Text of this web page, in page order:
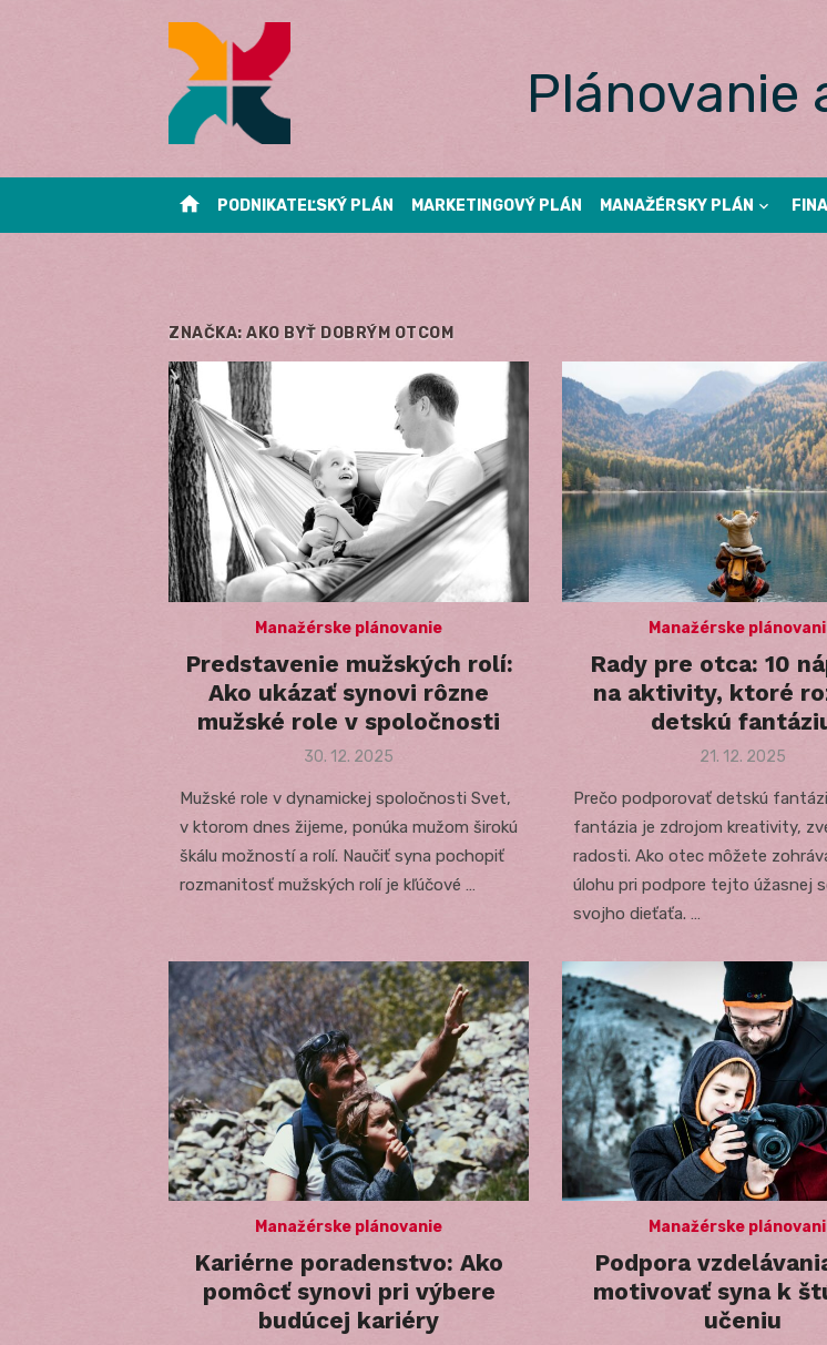
Plánovanie
home PODNIKATEĽSKÝ PLÁN MARKETINGOVÝ PLÁN MANAŽÉRSKY PLÁN
ZNAČKA: AKO BYŤ DOBRÝM OTCOM
Manažérske plánovanie
Predstavenie mužských rolí:
Ako ukázať synovi rôzne
mužské role v spoločnosti
Posted
30. 12. 2025
Mužské role v dynamickej spoločnosti Svet,
v ktorom dnes žijeme, ponúka mužom širokú
škálu možností a rolí. Naučiť syna pochopiť
rozmanitosť mužských rolí je kľúčové …
Manažérske
Rady pre otca: 10
na aktivity, ktoré
detskú
Posted
21. 12. 2025
Prečo podporovať detskú
fantázia je zdrojom kreativity,
radosti. Ako otec môžete
úlohu pri podpore tejto úžasnej
svojho dieťaťa. …
Manažérske plánovanie
Kariérne poradenstvo: Ako
pomôcť synovi pri výbere
budúcej kariéry
Manažérske
Podpora
motivovať syna k
učeniu